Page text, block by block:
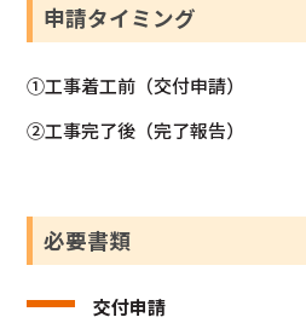
申請タイミング
①工事着工前（交付申請）
②工事完了後（完了報告）
必要書類
交付申請